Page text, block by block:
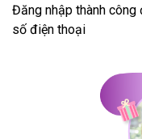
Đăng nhập thành
số điện thoại